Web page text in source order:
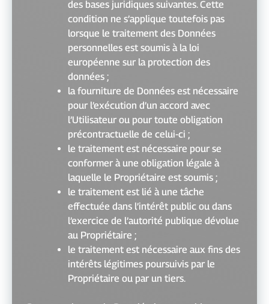
des bases juridiques suivantes. Cette
condition ne s’applique toutefois pas
lorsque le traitement des Données
personnelles est soumis à la loi
européenne sur la protection des
données ;
la fourniture de Données est nécessaire
pour l’exécution d’un accord avec
l’Utilisateur ou pour toute obligation
précontractuelle de celui-ci ;
le traitement est nécessaire pour se
conformer à une obligation légale à
laquelle le Propriétaire est soumis ;
le traitement est lié à une tâche
effectuée dans l’intérêt public ou dans
l’exercice de l’autorité publique dévolue
au Propriétaire ;
le traitement est nécessaire aux fins des
intérêts légitimes poursuivis par le
Propriétaire ou par un tiers.